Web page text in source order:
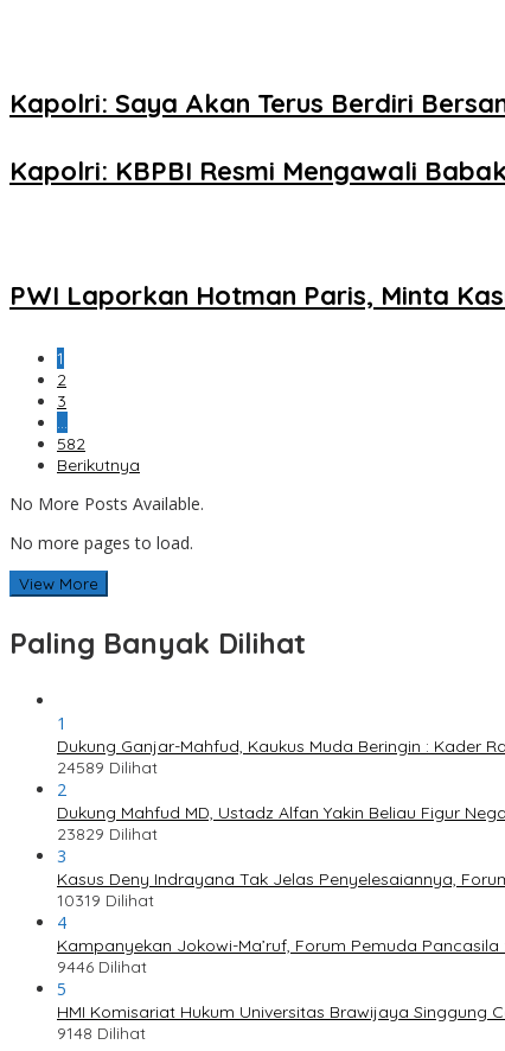
Kapolri: Saya Akan Terus Berdiri
Kapolri: KBPBI Resmi Mengawali
PWI Laporkan Hotman Paris, Minta
1
2
3
582
Berikutnya
No More Posts Available.
No more pages to load.
View More
Paling Banyak Dilihat
1
Dukung Ganjar-Mahfud, Kaukus Muda Beringin : Kader
24589 Dilihat
2
Dukung Mahfud MD, Ustadz Alfan Yakin Beliau Figur
23829 Dilihat
3
Kasus Deny Indrayana Tak Jelas Penyelesaiannya,
10319 Dilihat
4
Kampanyekan Jokowi-Ma’ruf, Forum Pemuda
9446 Dilihat
5
HMI Komisariat Hukum Universitas Brawijaya Singgung
9148 Dilihat